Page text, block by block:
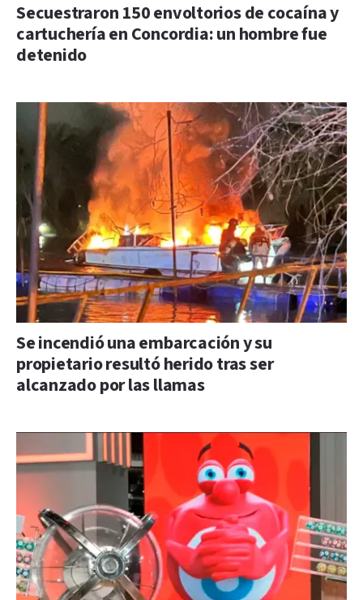
Secuestraron 150 envoltorios de cocaína y
cartuchería en Concordia: un hombre fue
detenido
Se incendió una embarcación y su
propietario resultó herido tras ser
alcanzado por las llamas